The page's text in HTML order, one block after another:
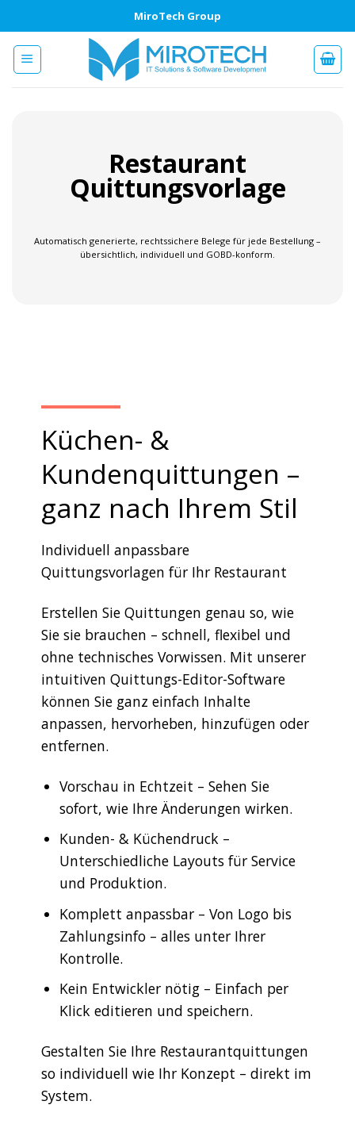
Inhalt
springen
MiroTech Group
Restaurant
Quittungsvorlage
Automatisch generierte, rechtssichere Belege für jede Bestellung –
übersichtlich, individuell und GOBD-konform.
Küchen- &
Kundenquittungen –
ganz nach Ihrem Stil
Individuell anpassbare
Quittungsvorlagen für Ihr Restaurant
Erstellen Sie Quittungen genau so, wie
Sie sie brauchen – schnell, flexibel und
ohne technisches Vorwissen. Mit unserer
intuitiven Quittungs-Editor-Software
können Sie ganz einfach Inhalte
anpassen, hervorheben, hinzufügen oder
entfernen.
Vorschau in Echtzeit – Sehen Sie
sofort, wie Ihre Änderungen wirken.
Kunden- & Küchendruck –
Unterschiedliche Layouts für Service
und Produktion.
Komplett anpassbar – Von Logo bis
Zahlungsinfo – alles unter Ihrer
Kontrolle.
Kein Entwickler nötig – Einfach per
Klick editieren und speichern.
Gestalten Sie Ihre Restaurantquittungen
so individuell wie Ihr Konzept – direkt im
System.